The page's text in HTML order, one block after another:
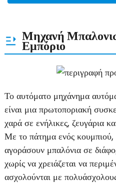
Μηχανή
Εμπόριο
Το αυτόματο μηχάνημα
είναι μια πρωτοποριακή
χαρά σε ενήλικες, ζευγάρια
Με το πάτημα ενός κουμπιού,
αγοράσουν μπαλόνια σε
χωρίς να χρειάζεται να
ασχολούνται με